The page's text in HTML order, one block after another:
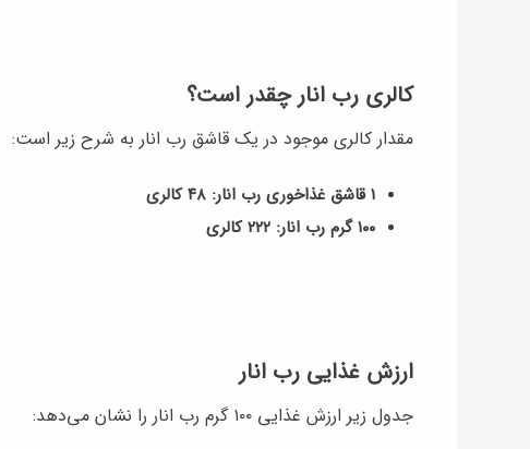
کالری رب انار چقدر است؟
مقدار کالری موجود در یک قاشق رب انار به شرح زیر است:
۱ قاشق غذاخوری رب انار: ۴۸ کالری
۱۰۰ گرم رب انار: ۲۲۲ کالری
ارزش غذایی رب انار
جدول زیر ارزش غذایی ۱۰۰ گرم رب انار را نشان می‌دهد: